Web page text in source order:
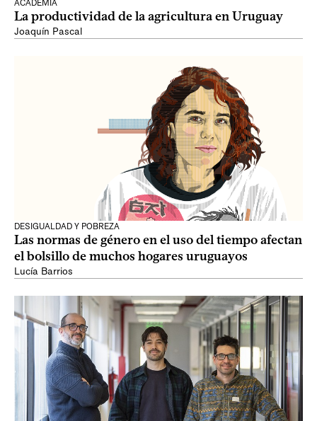
ACADEMIA
La productividad de la agricultura en Uruguay
Joaquín Pascal
DESIGUALDAD Y POBREZA
Las normas de género en el uso del tiempo afectan
el bolsillo de muchos hogares uruguayos
Lucía Barrios